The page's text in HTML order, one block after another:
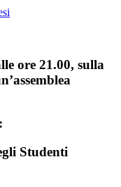
ore 21.00, sulla
Studenti